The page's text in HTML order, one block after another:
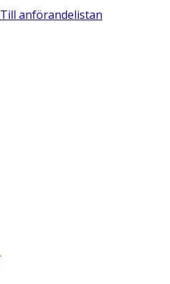
Till anförandelistan